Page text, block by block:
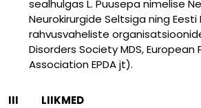
sealhulgas L. Puusepa nimelise
Neurokirurgide Seltsiga ning Eesti
rahvusvaheliste
Disorders Society MDS, European
Association EPDA jt).
III LIIKMED